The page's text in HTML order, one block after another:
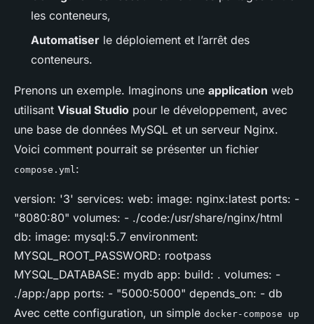
les conteneurs,
Automatiser le déploiement et l’arrêt des
conteneurs.
Prenons un exemple. Imaginons une application web
utilisant Visual Studio pour le développement, avec
une base de données MySQL et un serveur Nginx.
Voici comment pourrait se présenter un fichier
compose.yml :
version: '3' services: web: image: nginx:latest ports: -
"8080:80" volumes: - ./code:/usr/share/nginx/html
db: image: mysql:5.7 environment:
MYSQL_ROOT_PASSWORD: rootpass
MYSQL_DATABASE: mydb app: build: . volumes: -
./app:/app ports: - "5000:5000" depends_on: - db
Avec cette configuration, un simple docker-compose up